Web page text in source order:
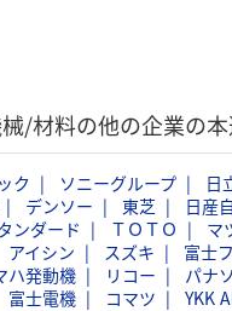
/材料の他の企業の
ク ソニーグループ 日
デンソー 東芝 日産
ンダード
ＴＯＴＯ マ
アイシン スズキ 富士
ハ発動機 リコー パナ
富士電機 コマツ YKK